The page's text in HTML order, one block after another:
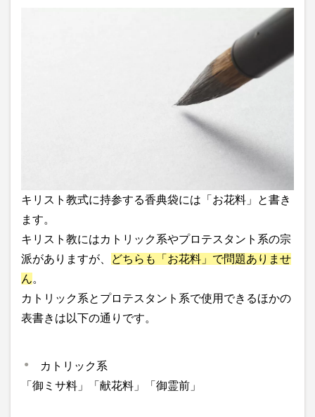
キリスト教式に持参する香典袋には「お花料」と書き
ます。
キリスト教にはカトリック系やプロテスタント系の宗
派がありますが、
どちらも「お花料」で問題ありませ
ん。
カトリック系とプロテスタント系で使用できるほかの
表書きは以下の通りです。
カトリック系
「御ミサ料」「献花料」「御霊前」